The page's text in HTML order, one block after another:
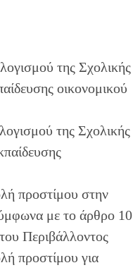
της Σχολικής
οικονομικού
της Σχολικής
προστίμου στην
με το άρθρο 10
Περιβάλλοντος
προστίμου για